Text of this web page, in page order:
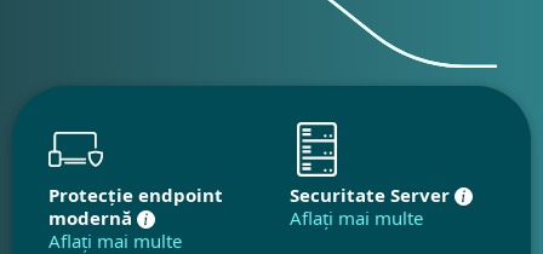
Protecție endpoint
modernă
Aflați mai multe
Securitate Server
Aflați mai multe